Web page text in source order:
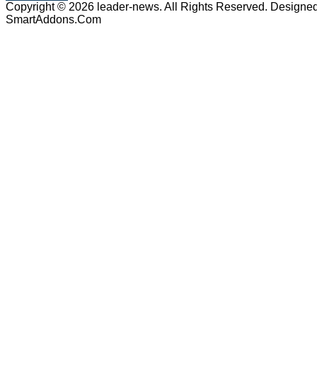
Copyright © 2026 leader-news. All Rights Reserved.
SmartAddons.Com